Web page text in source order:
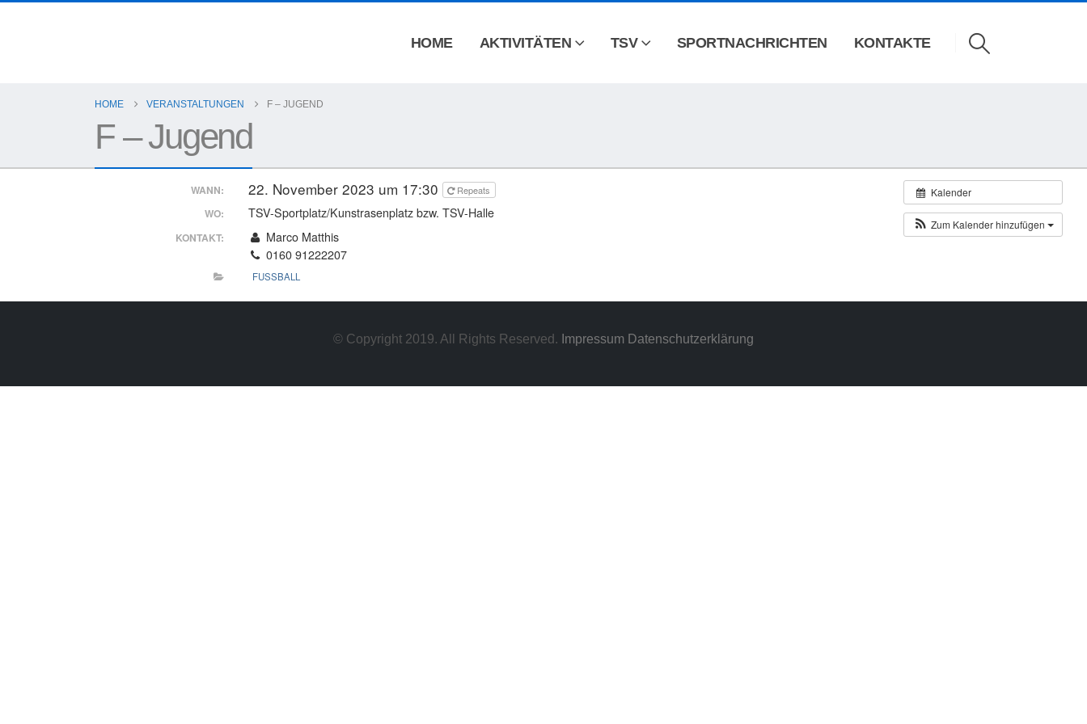
HOME AKTIVITÄTEN TSV SPORTNACHRICHTEN KONTAKTE
HOME VERANSTALTUNGEN F – JUGEND
F – Jugend
Kalender
Zum Kalender hinzufügen
WANN: 22. November 2023 um 17:30 Repeats
WO: TSV-Sportplatz/Kunstrasenplatz bzw. TSV-Halle
KONTAKT:
Marco Matthis
0160 91222207
FUSSBALL
© Copyright 2019. All Rights Reserved. Impressum Datenschutzerklärung